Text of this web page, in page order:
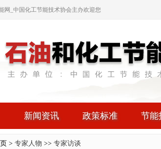
网_中国化工节能技术协会主办欢迎您
新闻资讯 政策标准 节能
> 专家人物 >> 专家访谈